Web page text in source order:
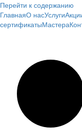
Перейти к содержанию
ГлавнаяО насУслуги
сертификатыМастера